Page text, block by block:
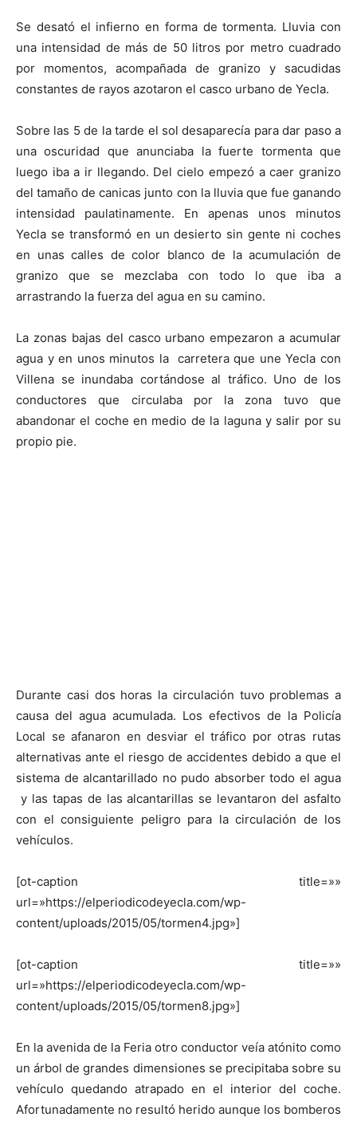
Se desató el infierno en forma de tormenta. Lluvia con
una intensidad de más de 50 litros por metro cuadrado
por momentos, acompañada de granizo y sacudidas
constantes de rayos azotaron el casco urbano de Yecla.
Sobre las 5 de la tarde el sol desaparecía para dar paso a
una oscuridad que anunciaba la fuerte tormenta que
luego iba a ir llegando. Del cielo empezó a caer granizo
del tamaño de canicas junto con la lluvia que fue ganando
intensidad paulatinamente. En apenas unos minutos
Yecla se transformó en un desierto sin gente ni coches
en unas calles de color blanco de la acumulación de
granizo que se mezclaba con todo lo que iba a
arrastrando la fuerza del agua en su camino.
La zonas bajas del casco urbano empezaron a acumular
agua y en unos minutos la carretera que une Yecla con
Villena se inundaba cortándose al tráfico. Uno de los
conductores que circulaba por la zona tuvo que
abandonar el coche en medio de la laguna y salir por su
propio pie.
Durante casi dos horas la circulación tuvo problemas a
causa del agua acumulada. Los efectivos de la Policía
Local se afanaron en desviar el tráfico por otras rutas
alternativas ante el riesgo de accidentes debido a que el
sistema de alcantarillado no pudo absorber todo el agua
y las tapas de las alcantarillas se levantaron del asfalto
con el consiguiente peligro para la circulación de los
vehículos.
[ot-caption title=»»
url=»https://elperiodicodeyecla.com/wp-
content/uploads/2015/05/tormen4.jpg»]
[ot-caption title=»»
url=»https://elperiodicodeyecla.com/wp-
content/uploads/2015/05/tormen8.jpg»]
En la avenida de la Feria otro conductor veía atónito como
un árbol de grandes dimensiones se precipitaba sobre su
vehículo quedando atrapado en el interior del coche.
Afortunadamente no resultó herido aunque los bomberos